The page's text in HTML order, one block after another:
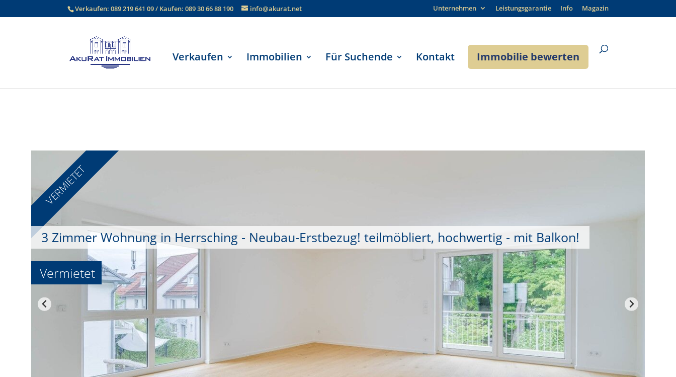
Verkaufen:089 219 641 09/ Kaufen:089 30 66 88 190 info@akurat.net Unternehmen Leistungsgarantie Info Magazin
Verkaufen Immobilien Für Suchende Kontakt Immobilie bewerten
VERMIETET
3 Zimmer Wohnung in Herrsching - Neubau-Erstbezug! teilmöbliert, hochwertig - mit Balkon!
Vermietet